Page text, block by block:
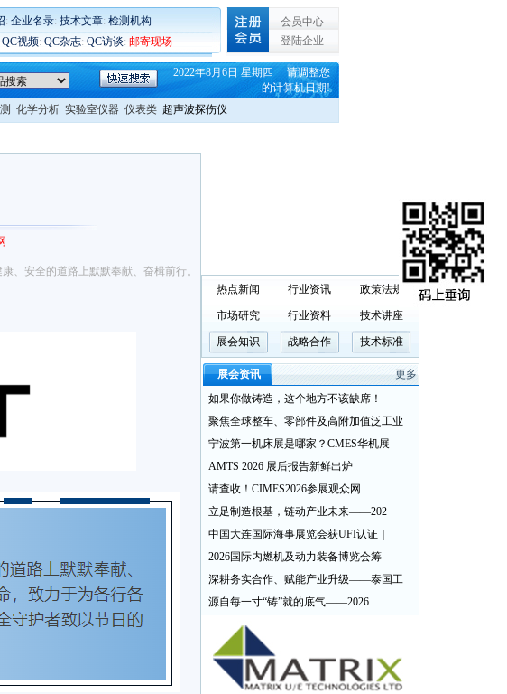
: 企业名录: 技术文章: 检测机构
QC视频: QC杂志: QC访谈: 邮寄现场
会员中心
登陆企业
2022年8月6日 星期四 请调整您
的计算机日期!
化学分析 实验室仪器 仪表类 超声波探伤仪
、安全的道路上默默奉献、奋楫前行。
热点新闻 行业资讯 政策法规
市场研究 行业资料 技术讲座
展会知识 战略合作 技术标准
展会资讯
更多
如果你做铸造，这个地方不该缺席！
聚焦全球整车、零部件及高附加值泛工业
宁波第一机床展是哪家？CMES华机展
AMTS 2026 展后报告新鲜出炉
请查收！CIMES2026参展观众网
立足制造根基，链动产业未来——202
中国大连国际海事展览会获UFI认证｜
2026国际内燃机及动力装备博览会筹
深耕务实合作、赋能产业升级——泰国工
源自每一寸“铸”就的底气——2026